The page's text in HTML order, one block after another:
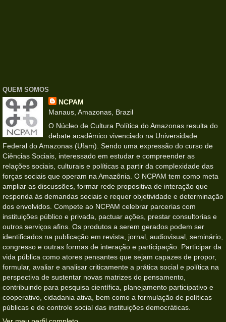
QUEM SOMOS
NCPAM
Manaus, Amazonas, Brazil
O Núcleo de Cultura Política do Amazonas resulta do
debate acadêmico vivenciado na Universidade
Federal do Amazonas (Ufam). Sendo uma expressão do curso de
Ciências Sociais, interessado em estudar e compreender as
relações sociais, culturais e políticas a partir da complexidade das
forças sociais que operam na Amazônia. O NCPAM tem como meta
ampliar as discussões, formar rede propositiva de interação que
responda às demandas sociais e requer objetividade e determinação
dos envolvidos. Compete ao NCPAM celebrar parcerias com
instituições público e privada, pactuar ações, prestar consultorias e
outros serviços afins. Os produtos a serem gerados podem ser
identificados na publicação em revista, jornal, audiovisual, seminário,
congresso e outras formas de interação e participação. Participar da
vida pública como atores pensantes que sejam capazes de propor,
formular, avaliar e analisar criticamente a prática social e política na
perspectiva de sustentar novas matrizes do pensamento,
contribuindo para pesquisa científica, planejamento participativo e
cooperativo, cidadania ativa, bem como a formulação de políticas
públicas e de controle social das instituições democráticas.